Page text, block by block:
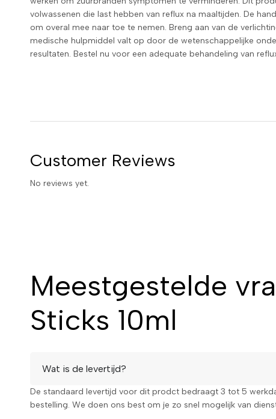
volwassenen die last hebben van reflux na maaltijden. De
om overal mee naar toe te nemen. Breng aan van de
medische hulpmiddel valt op door de wetenschappelijke
resultaten. Bestel nu voor een adequate behandeling van
Customer Reviews
No reviews yet.
Meestgestelde
Sticks 10ml
Wat is de levertijd?
De standaard levertijd voor dit prodct bedraagt 3 tot 5
bestelling. We doen ons best om je zo snel mogelijk van